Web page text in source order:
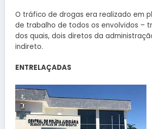
O tráfico de drogas era realizado em
de trabalho de todos os envolvidos –
dos quais, dois diretos da
indireto.
ENTRELAÇADAS